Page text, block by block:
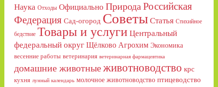
Наука Отходы Официально ПриродаРоссийская
Федерация Сад-огород Советы Статья Стихийное
бедствие Товары и услуги Центральный
федеральный округ Щёлково Агрохим Экономика
весенние работы ветеринария ветеринарная фармацевтика
домашние животныеживотноводство крс
кухня лунный календарь молочное животноводство птицеводство